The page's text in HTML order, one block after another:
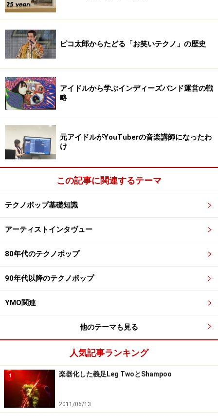
ピコ太郎からたどる「お笑いテクノ」の歴史
アイドルから学ぶインディーズバンド運営の戦
略
元アイドルがYouTuberの音楽講師になったわ
け
この記事に関連するテーマ
テクノポップ基礎知識
アーティストインタヴュー
80年代のテクノポップ
90年代以降のテクノポップ
YMO関連
他のテーマも見る
人気記事ランキング
1 楽器化した義足Leg TwoとShampoo
2011/06/13